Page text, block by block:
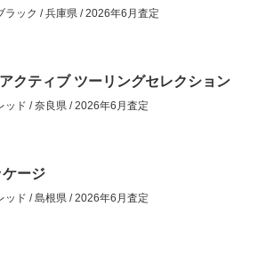
ラック /兵庫県 /2026年6月査定
クティブ ツーリングセレクション
ッド /奈良県 /2026年6月査定
ージ
ッド /島根県 /2026年6月査定